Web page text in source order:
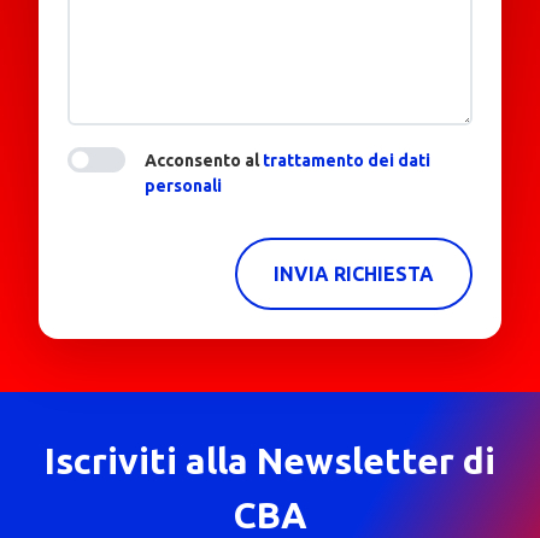
Acconsento altrattamento dei dati
personali
INVIA RICHIESTA
Iscriviti alla Newsletter di
CBA